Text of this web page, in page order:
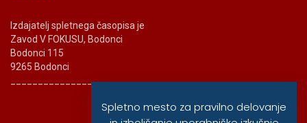
Izdajatelj spletnega časopisa je
Zavod V FOKUSU, Bodonci
Bodonci 115
9265 Bodonci
_______________________
Spletno mesto za pravilno delovanje